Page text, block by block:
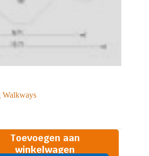
Walkways
Toevoegen aan
winkelwagen